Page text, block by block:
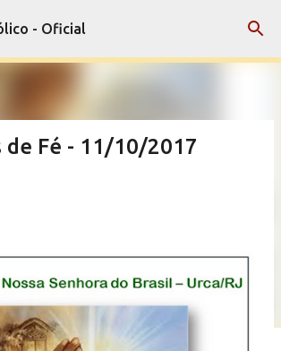
para o conteúdo principal
- Oficial
de Fé - 11/10/2017